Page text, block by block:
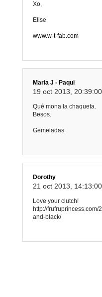
Xo,
Elise
www.w-t-fab.com
Maria J - Paqui
19 oct 2013, 20:39:00
Qué mona la chaqueta.
Besos.
Gemeladas
Dorothy
21 oct 2013, 14:13:00
Love your clutch!
http://
and-black/